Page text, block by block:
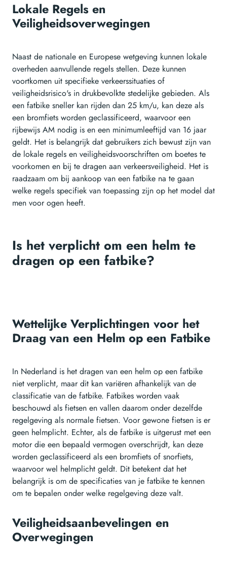
Lokale Regels en
Veiligheidsoverwegingen
Naast de nationale en Europese wetgeving kunnen lokale
overheden aanvullende regels stellen. Deze kunnen
voortkomen uit specifieke verkeerssituaties of
veiligheidsrisico's in drukbevolkte stedelijke gebieden. Als
een fatbike sneller kan rijden dan 25 km/u, kan deze als
een bromfiets worden geclassificeerd, waarvoor een
rijbewijs AM nodig is en een minimumleeftijd van 16 jaar
geldt. Het is belangrijk dat gebruikers zich bewust zijn van
de lokale regels en veiligheidsvoorschriften om boetes te
voorkomen en bij te dragen aan verkeersveiligheid. Het is
raadzaam om bij aankoop van een fatbike na te gaan
welke regels specifiek van toepassing zijn op het model dat
men voor ogen heeft.
Is het verplicht om een helm te
dragen op een fatbike?
Wettelijke Verplichtingen voor het
Draag van een Helm op een Fatbike
In Nederland is het dragen van een helm op een fatbike
niet verplicht, maar dit kan variëren afhankelijk van de
classificatie van de fatbike. Fatbikes worden vaak
beschouwd als fietsen en vallen daarom onder dezelfde
regelgeving als normale fietsen. Voor gewone fietsen is er
geen helmplicht. Echter, als de fatbike is uitgerust met een
motor die een bepaald vermogen overschrijdt, kan deze
worden geclassificeerd als een bromfiets of snorfiets,
waarvoor wel helmplicht geldt. Dit betekent dat het
belangrijk is om de specificaties van je fatbike te kennen
om te bepalen onder welke regelgeving deze valt.
Veiligheidsaanbevelingen en
Overwegingen